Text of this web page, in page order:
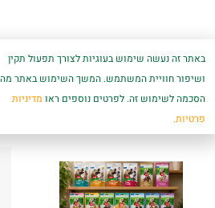
מוצרים קשורים
באתר זה נעשה שימוש בעוגיות לצורך תפעול תקין
ושיפור חוויית המשתמש. המשך השימוש באתר
הסכמה לשימוש זה. לפרטים נוספים ראו מדיניות
פרטיות.